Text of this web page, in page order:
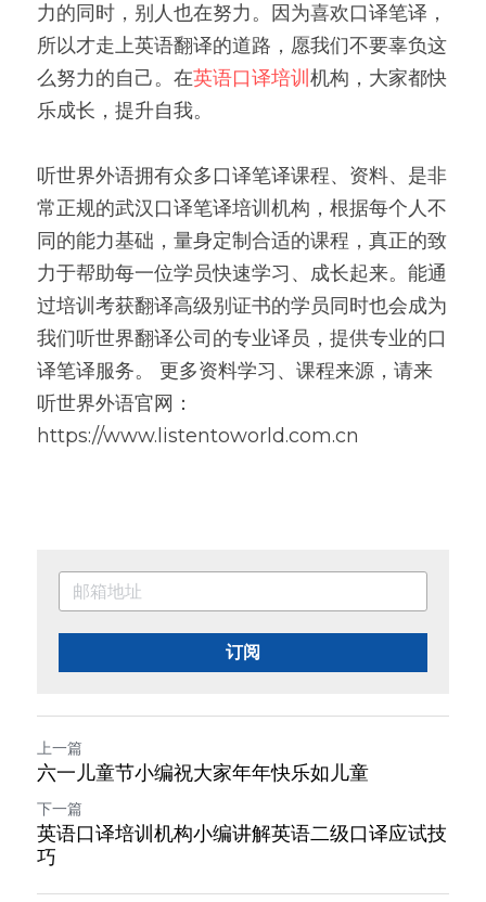
力的同时，别人也在努力。因为喜欢口译笔译，
所以才走上英语翻译的道路，愿我们不要辜负这
么努力的自己。在英语口译培训 机构，大家都快
乐成长，提升自我。
听世界外语拥有众多口译笔译课程、资料、是非
常正规的武汉口译笔译培训机构，根据每个人不
同的能力基础，量身定制合适的课程，真正的致
力于帮助每一位学员快速学习、成长起来。能通
过培训考获翻译高级别证书的学员同时也会成为
我们听世界翻译公司的专业译员，提供专业的口
译笔译服务。 更多资料学习、课程来源，请来
听世界外语官网：
https://www.listentoworld.com.cn
订阅
上一篇
六一儿童节小编祝大家年年快乐如儿童
下一篇
英语口译培训机构小编讲解英语二级口译应试技
巧